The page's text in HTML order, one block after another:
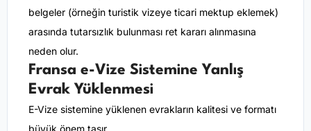
belgeler (örneğin turistik vizeye ticari mektup eklemek)
arasında tutarsızlık bulunması ret kararı alınmasına
neden olur.
Fransa e-Vize Sistemine Yanlış
Evrak Yüklenmesi
E-Vize sistemine yüklenen evrakların kalitesi ve formatı